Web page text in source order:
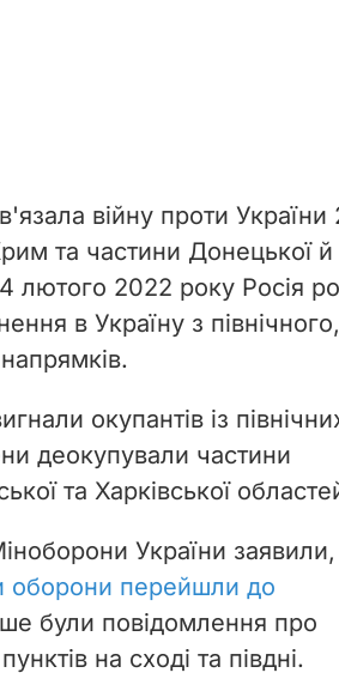
війну проти України
та частини Донецької й
лютого 2022 року Росія
в Україну з північного,
окупантів із
деокупували частини
та Харківської
України
оборони перейшли до
були повідомлення про
на сході та півдні.